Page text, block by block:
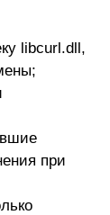
libcurl.dll,
при